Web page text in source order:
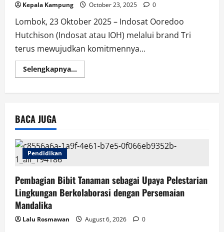
Kepala Kampung October 23, 2025 0
Lombok, 23 Oktober 2025 – Indosat Ooredoo
Hutchison (Indosat atau IOH) melalui brand Tri
terus mewujudkan komitmennya...
Selengkapnya...Read
more
ke
Digital
Sinyal
Cepat
BACA JUGA
Pendidikan
Pembagian Bibit Tanaman sebagai Upaya Pelestarian
Lingkungan Berkolaborasi dengan Persemaian
Mandalika
Lalu Rosmawan August 6, 2026
0